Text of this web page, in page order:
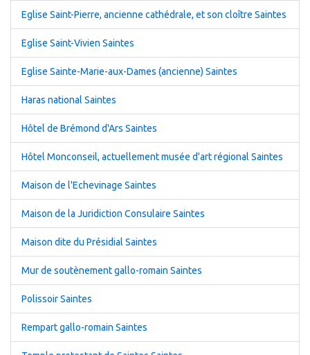
Eglise Saint-Pierre, ancienne cathédrale, et son cloître Saintes
Eglise Saint-Vivien Saintes
Eglise Sainte-Marie-aux-Dames (ancienne) Saintes
Haras national Saintes
Hôtel de Brémond d'Ars Saintes
Hôtel Monconseil, actuellement musée d'art régional Saintes
Maison de l'Echevinage Saintes
Maison de la Juridiction Consulaire Saintes
Maison dite du Présidial Saintes
Mur de soutènement gallo-romain Saintes
Polissoir Saintes
Rempart gallo-romain Saintes